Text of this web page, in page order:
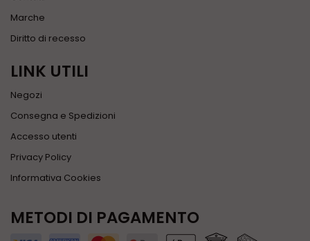
Marche
Diritto di recesso
LINK UTILI
Negozi
Consegna e Spedizioni
Accesso utenti
Privacy Policy
Informativa Cookies
METODI DI PAGAMENTO